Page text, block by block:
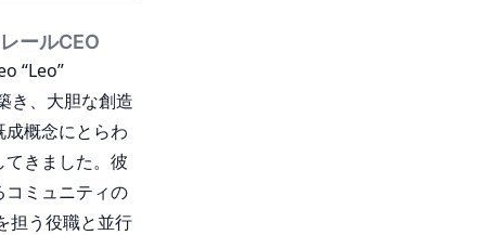
ールCEO
“Leo”
き、大胆な創造
概念にとらわ
きました。彼
コミュニティの
担う役職と並行